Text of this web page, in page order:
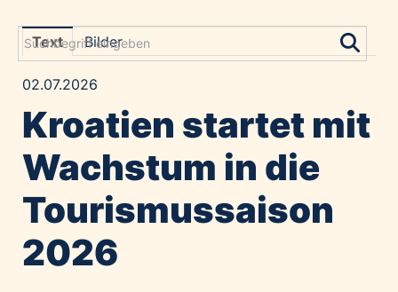
Grayling Agentur
Amadeus Austrian Music Awards
Constantia Flexibles
Costa Kreuzfahrten
Emirates
Text Bilder
02.07.2026
Kroatien startet mit
Wachstum in die
Tourismussaison
2026